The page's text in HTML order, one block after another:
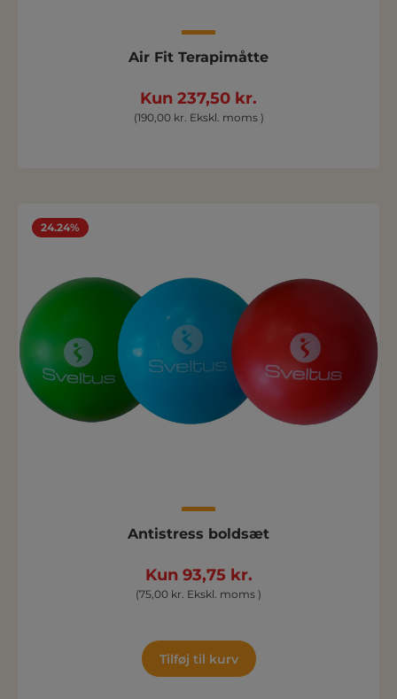
Air Fit Terapimåtte
Kun 237,50 kr.
(190,00 kr. Ekskl. moms )
24.24%
Antistress boldsæt
Kun 93,75 kr.
(75,00 kr. Ekskl. moms )
Tilføj til kurv